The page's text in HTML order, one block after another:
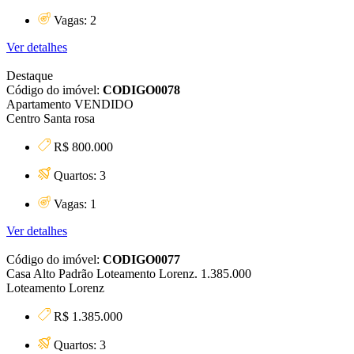
Vagas: 2
Ver detalhes
Destaque
Código do imóvel: CODIGO0078
Apartamento VENDIDO
Centro Santa rosa
R$ 800.000
Quartos: 3
Vagas: 1
Ver detalhes
Código do imóvel: CODIGO0077
Casa Alto Padrão Loteamento Lorenz. 1.385.000
Loteamento Lorenz
R$ 1.385.000
Quartos: 3